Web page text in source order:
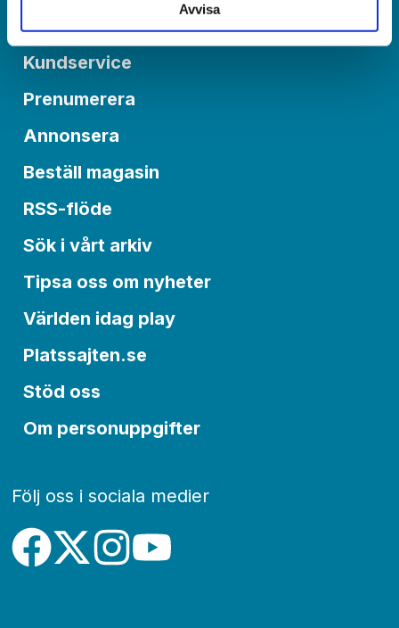
Avvisa
Om Världen idag
Kundservice
Prenumerera
Annonsera
Beställ magasin
RSS-flöde
Sök i vårt arkiv
Tipsa oss om nyheter
Världen idag play
Platssajten.se
Stöd oss
Om personuppgifter
Följ oss i sociala medier